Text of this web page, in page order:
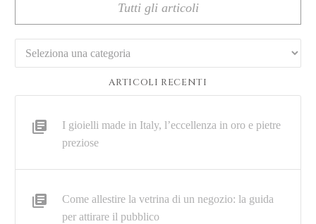
Tutti gli articoli
Categorie
ARTICOLI RECENTI
I gioielli made in Italy, l’eccellenza in oro e pietre
preziose
Come allestire la vetrina di un negozio: la guida
per attirare il pubblico